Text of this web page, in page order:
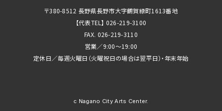
〒380-8512 長野県長野市大字鶴賀緑町1613番地
【代表TEL】 026-219-3100
FAX. 026-219-3110
営業／9:00～19:00
定休日／毎週火曜日（火曜祝日の場合は翌平日）・年末年始
c Nagano City Arts Center.